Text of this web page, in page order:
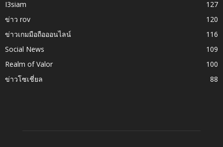
I3siam
127
ข่าว rov
120
ข่าวเกมมือถือออนไลน์
116
Social News
109
Realm of Valor
100
ข่าวโซเชี่ยล
88